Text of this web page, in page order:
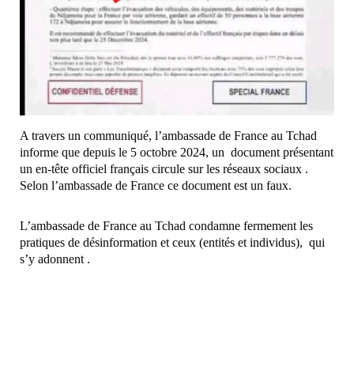
A travers un communiqué, l’ambassade de France au Tchad
informe que depuis le 5 octobre 2024, un document présentant
un en-tête officiel français circule sur les réseaux sociaux .
Selon l’ambassade de France ce document est un faux.
L’ambassade de France au Tchad condamne fermement les
pratiques de désinformation et ceux (entités et individus), qui
s’y adonnent .